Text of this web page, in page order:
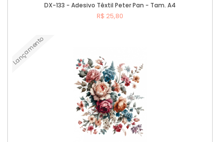
DX-133 - Adesivo Têxtil Peter Pan - Tam. A4
R$ 25,80
Lançamento